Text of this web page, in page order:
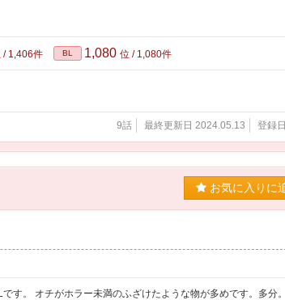
/ 1,406件 BL 1,080 位 / 1,080件
9話 最終更新日 2024.05.13 登録
お気に入りに
す。 オチがホラー未満のふざけたような物が多めです。多分。